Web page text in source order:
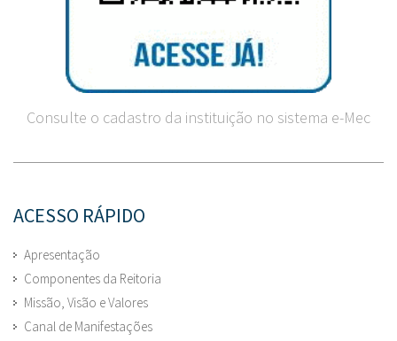
Consulte o cadastro da instituição no sistema e-Mec
ACESSO RÁPIDO
Apresentação
Componentes da Reitoria
Missão, Visão e Valores
Canal de Manifestações